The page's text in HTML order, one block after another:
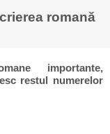
romană
importante,
restul numerelor